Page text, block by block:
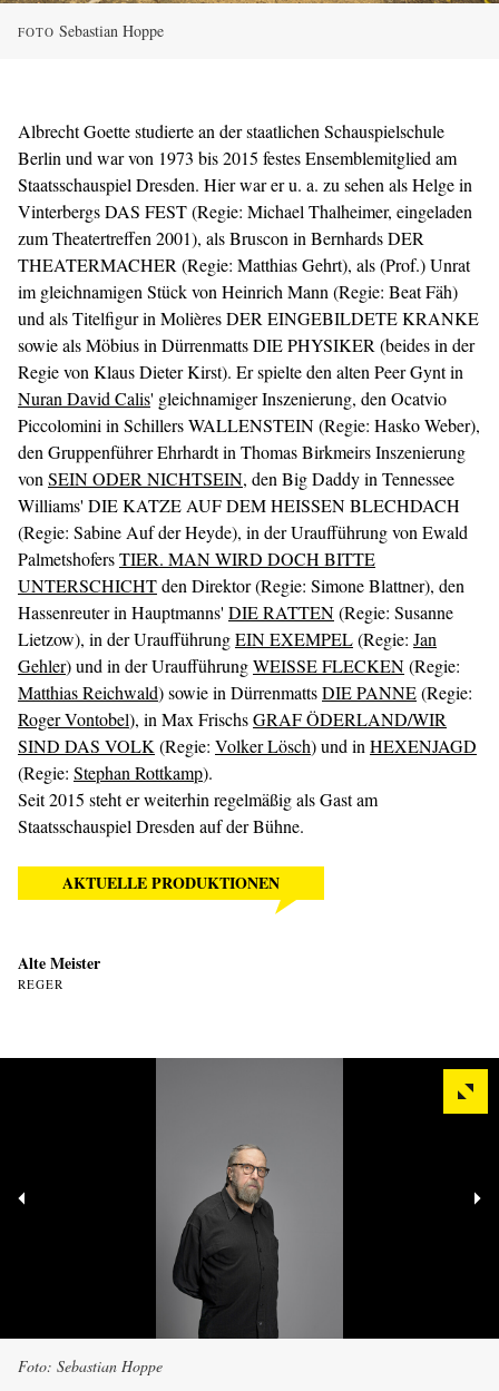
FOTO Sebastian Hoppe
Albrecht Goette studierte an der staatlichen Schauspielschule
Berlin und war von 1973 bis 2015 festes Ensemblemitglied am
Staatsschauspiel Dresden. Hier war er u. a. zu sehen als Helge in
Vinterbergs DAS FEST (Regie: Michael Thalheimer, eingeladen
zum Theatertreffen 2001), als Bruscon in Bernhards DER
THEATERMACHER (Regie: Matthias Gehrt), als (Prof.) Unrat
im gleichnamigen Stück von Heinrich Mann (Regie: Beat Fäh)
und als Titelfigur in Molières DER EINGEBILDETE KRANKE
sowie als Möbius in Dürrenmatts DIE PHYSIKER (beides in der
Regie von Klaus Dieter Kirst). Er spielte den alten Peer Gynt in
Nuran David Calis' gleichnamiger Inszenierung, den Ocatvio
Piccolomini in Schillers WALLENSTEIN (Regie: Hasko Weber),
den Gruppenführer Ehrhardt in Thomas Birkmeirs Inszenierung
von SEIN ODER NICHTSEIN, den Big Daddy in Tennessee
Williams' DIE KATZE AUF DEM HEISSEN BLECHDACH
(Regie: Sabine Auf der Heyde), in der Uraufführung von Ewald
PalmetshofersTIER. MAN WIRD DOCH BITTE
UNTERSCHICHTden Direktor (Regie: Simone Blattner), den
Hassenreuter in Hauptmanns' DIE RATTEN(Regie: Susanne
Lietzow), in der UraufführungEIN EXEMPEL(Regie: Jan
Gehler) und in der UraufführungWEISSE FLECKEN(Regie:
Matthias Reichwald) sowie in DürrenmattsDIE PANNE(Regie:
Roger Vontobel), in Max FrischsGRAF ÖDERLAND/WIR
SIND DAS VOLK (Regie: Volker Lösch) und in HEXENJAGD
(Regie: Stephan Rottkamp).
Seit 2015 steht er weiterhin regelmäßig als Gast am
Staatsschauspiel Dresden auf der Bühne.
AKTUELLE PRODUKTIONEN
Alte Meister
REGER
Foto: Sebastian Hoppe